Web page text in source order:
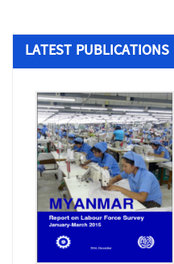
LATEST PUBLICATIONS